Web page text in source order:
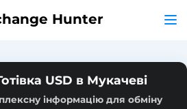
Hunter
USD в Мукачеві
інформацію для обміну